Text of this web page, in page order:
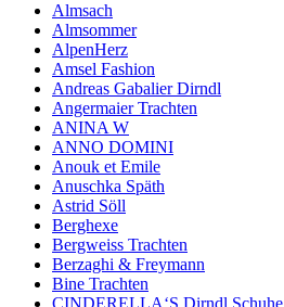
Almsach
Almsommer
AlpenHerz
Amsel Fashion
Andreas Gabalier Dirndl
Angermaier Trachten
ANINA W
ANNO DOMINI
Anouk et Emile
Anuschka Späth
Astrid Söll
Berghexe
Bergweiss Trachten
Berzaghi & Freymann
Bine Trachten